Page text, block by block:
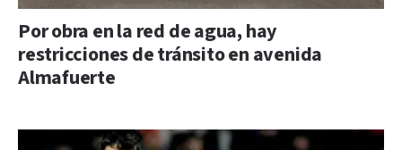
Por obra en la red de agua, hay
restricciones de tránsito en avenida
Almafuerte